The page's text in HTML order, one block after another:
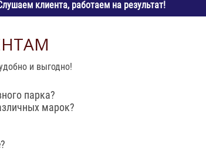
клиента, работаем на результат!
и выгодно!
парка?
марок?